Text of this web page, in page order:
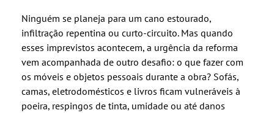
Ninguém se planeja para um cano estourado,
infiltração repentina ou curto-circuito. Mas quando
esses imprevistos acontecem, a urgência da reforma
vem acompanhada de outro desafio: o que fazer com
os móveis e objetos pessoais durante a obra? Sofás,
camas, eletrodomésticos e livros ficam vulneráveis à
poeira, respingos de tinta, umidade ou até danos